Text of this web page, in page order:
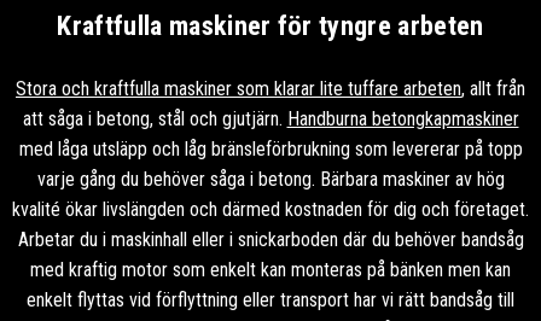
Kraftfulla maskiner för tyngre arbeten
Stora och kraftfulla maskiner som klarar lite tuffare arbeten, allt från
att såga i betong, stål och gjutjärn. Handburna betongkapmaskiner
med låga utsläpp och låg bränsleförbrukning som levererar på topp
varje gång du behöver såga i betong. Bärbara maskiner av hög
kvalité ökar livslängden och därmed kostnaden för dig och företaget.
Arbetar du i maskinhall eller i snickarboden där du behöver bandsåg
med kraftig motor som enkelt kan monteras på bänken men kan
enkelt flyttas vid förflyttning eller transport har vi rätt bandsåg till